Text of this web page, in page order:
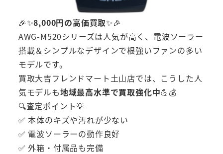
🎉✨8,000円の高価買取✨🎉
AWG-M520シリーズは人気が高く、電波ソーラー
搭載＆シンプルなデザインで根強いファンの多い
モデルです。
買取大吉フレンドマート土山店では、こうした人
気モデルも地域最高水準で買取強化中💪💰
🔍査定ポイント💡
✅ 本体のキズや汚れが少ない
✅ 電波ソーラーの動作良好
✅ 外箱・付属品も完備